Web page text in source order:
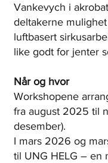
Vankevych i
deltakerne
luftbasert
like godt for jenter
Når og hvor
Workshopene
fra august 2025 til
desember).
I mars 2026 og
til UNG HELG – en